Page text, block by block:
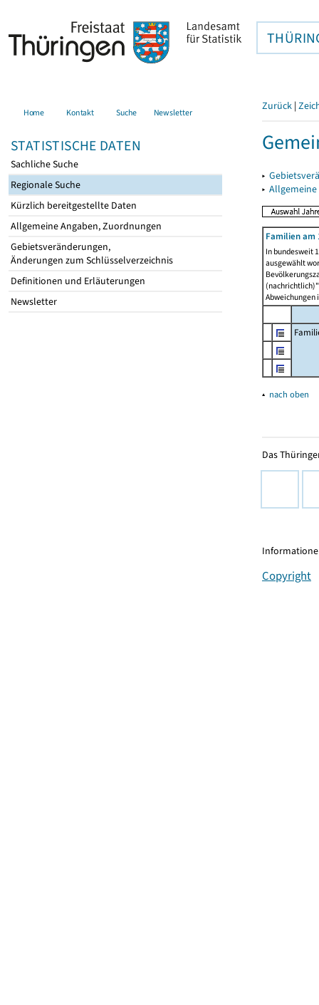
Home Kontakt Suche Newsletter
STATISTISCHE DATEN
Sachliche Suche
Regionale Suche
Kürzlich bereitgestellte Daten
Allgemeine Angaben, Zuordnungen
Gebietsveränderungen,
Änderungen zum Schlüsselverzeichnis
Definitionen und Erläuterungen
Newsletter
Zurück |
▸
▸
Familien am
In bundesweit
ausgewählt
Abweichungen
▴ nach oben
Das
Copyright